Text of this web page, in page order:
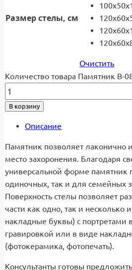
Размер стелы, см
Очистить
Количество товара Памятник В-
В корзину
Описание
Памятник позволяет лаконично
место захоронения. Благодаря
универсальной форме памятник
одиночных, так и для семейных
Поверхность стелы позволяет
части как одно, так и несколько
накладные буквы) с
гравировкой или в виде
(фотокерамика, фотопечать).
Консультанты готовы